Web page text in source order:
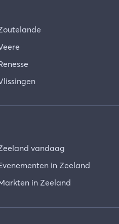
vandaag
in Zeeland
in Zeeland